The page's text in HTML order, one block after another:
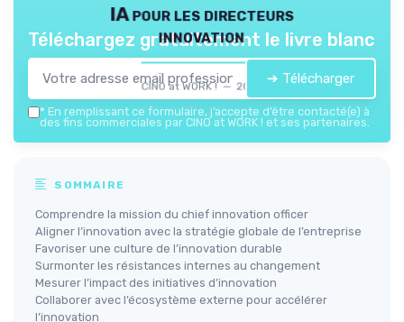
IA pour les directeurs
innovation
CINO at WORK ! — 2026
Téléchargez gratuitement le livre blanc
➔ Télécharger
* En remplissant ce formulaire, j’accepte d’être contacté(e) à
des fins commerciales par CINO at WORK ! et ses partenaires.
SOMMAIRE
Comprendre la mission du chief innovation officer
Aligner l’innovation avec la stratégie globale de l’entreprise
Favoriser une culture de l’innovation durable
Surmonter les résistances internes au changement
Mesurer l’impact des initiatives d’innovation
Collaborer avec l’écosystème externe pour accélérer
l’innovation